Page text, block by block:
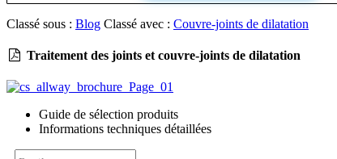
Classé sous : Blog Classé avec : Couvre-joints de dilatation
Traitement des joints et couvre-joints de dilatation
Guide de sélection produits
Informations techniques détaillées